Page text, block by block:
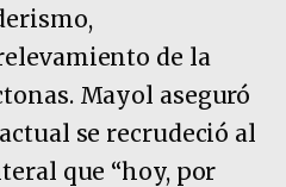
de la
Mayol aseguró
se recrudeció al
que “hoy, por